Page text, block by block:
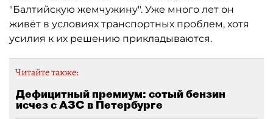
"Балтийскую жемчужину". Уже много лет он
живёт в условиях транспортных проблем, хотя
усилия к их решению прикладываются.
Читайте также:
Дефицитный премиум: сотый бензин
исчез с АЗС в Петербурге